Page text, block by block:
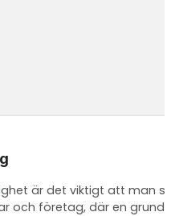
är det viktigt att man
och företag, där en